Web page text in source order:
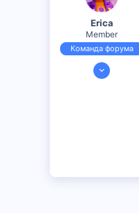
Erica
Member
Команда форума
23 Июн 2023